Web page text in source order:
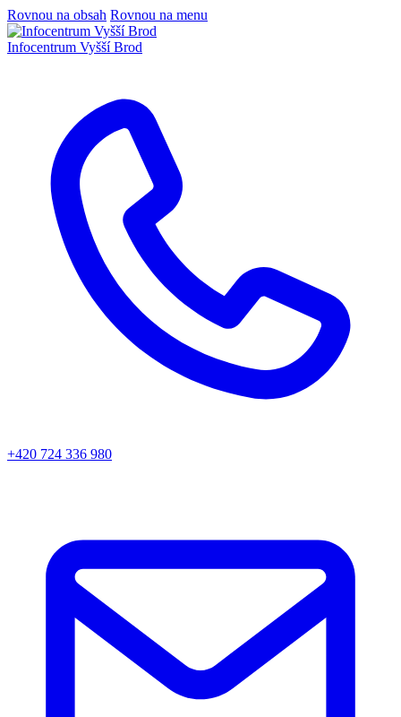
Rovnou na obsah Rovnou na menu
Infocentrum Vyšší Brod
+420 724 336 980